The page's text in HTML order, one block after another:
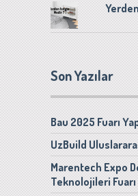
Son Yazılar
Bau 2025 Fuarı
UzBuild
Marentech Expo
Teknolojileri Fuarı